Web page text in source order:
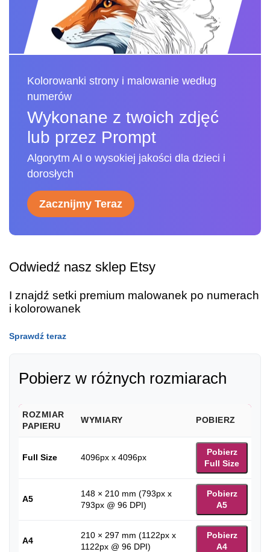
Kolorowanki strony i malowanie według
numerów
Wykonane z twoich zdjęć
lub przez Prompt
Algorytm AI o wysokiej jakości dla dzieci i
dorosłych
Zacznijmy Teraz
Odwiedź nasz sklep Etsy
I znajdź setki premium malowanek po numerach
i kolorowanek
Sprawdź teraz
Pobierz w różnych rozmiarach
ROZMIAR
PAPIERU
WYMIARY POBIERZ
Full Size 4096px x 4096px
Pobierz
Full Size
A5
148 × 210 mm (793px x
793px @ 96 DPI)
Pobierz
A5
A4
210 × 297 mm (1122px x
1122px @ 96 DPI)
Pobierz
A4